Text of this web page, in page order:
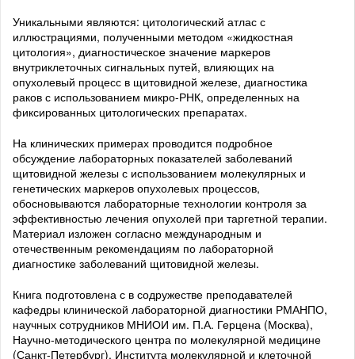
Уникальными являются: цитологический атлас с
иллюстрациями, полученными методом «жидкостная
цитология», диагностическое значение маркеров
внутриклеточных сигнальных путей, влияющих на
опухолевый процесс в щитовидной железе, диагностика
раков с использованием микро-РНК, определенных на
фиксированных цитологических препаратах.
На клинических примерах проводится подробное
обсуждение лабораторных показателей заболеваний
щитовидной железы с использованием молекулярных и
генетических маркеров опухолевых процессов,
обосновываются лабораторные технологии контроля за
эффективностью лечения опухолей при таргетной терапии.
Материал изложен согласно международным и
отечественным рекомендациям по лабораторной
диагностике заболеваний щитовидной железы.
Книга подготовлена с в содружестве преподавателей
кафедры клинической лабораторной диагностики РМАНПО,
научных сотрудников МНИОИ им. П.А. Герцена (Москва),
Научно-методического центра по молекулярной медицине
(Санкт-Петербург), Института молекулярной и клеточной